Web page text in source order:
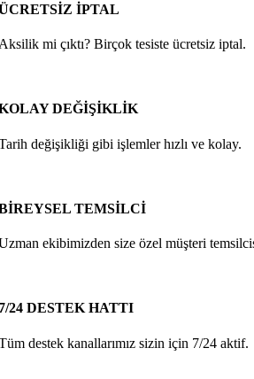
İPTAL
mi çıktı? Birçok tesiste ücretsiz iptal.
DEĞİŞİKLİK
değişikliği gibi işlemler hızlı ve kolay.
TEMSİLCİ
ekibimizden size özel müşteri
24 DESTEK HATTI
destek kanallarımız sizin için 7/24 aktif.